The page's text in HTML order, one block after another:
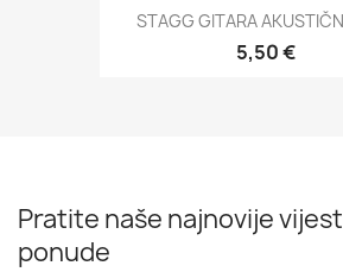
STAGG GITARA
5,50 €
Pratite naše najnovije
ponude